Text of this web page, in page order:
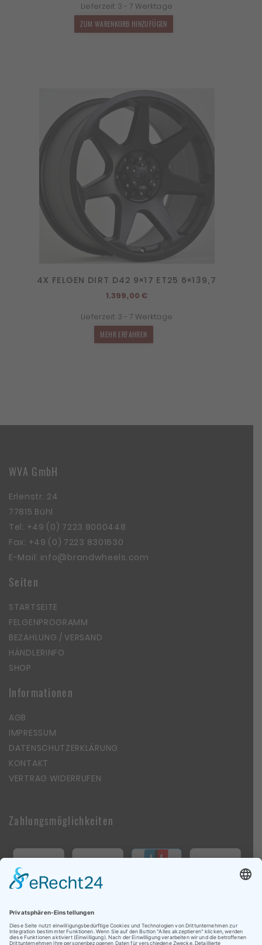
war:
1.399,00 €
ist:
Lieferzeit: 3 - 7 Werktage
ZUM WARENKORB HINZUFÜGEN
4X FELGEN DIRT D42 9×17 ET25 6×139,7
1.399,00€
Lieferzeit: 3 - 7 Werktage
MEHR ERFAHREN
WVA GmbH
Erlenstr. 24
77815 Bühl
Tel: +49 (0) 7223 8000448
Fax: +49 (0) 7223 8301630
E-Mail: info@brandwheels.com
Seiten
STARTSEITE
FELGENPROGRAMM
BEZAHLUNG / VERSAND
HÄNDLERINFO
SHOP
Informationen
AGB
IMPRESSUM
DATENSCHUTZERKLÄRUNG
KONTAKT
VERTRAG WIDERRUFEN
Zahlungsmöglichkeiten